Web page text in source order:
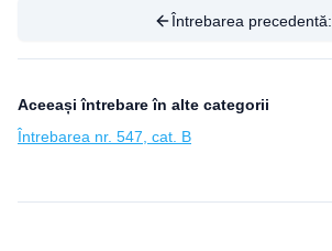
Întrebarea precedentă:
Aceeași întrebare în alte categorii
Întrebarea nr. 547, cat. B